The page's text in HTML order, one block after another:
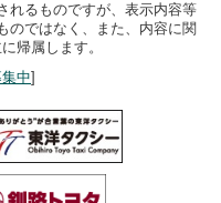
れるものですが、表示内容等
のではなく、また、内容に関
帰属します。
中]